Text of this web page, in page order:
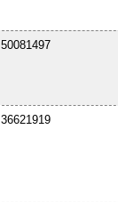
50081497
36621919